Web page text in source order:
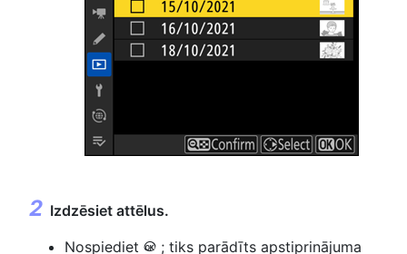
Izdzēsiet attēlus.
Nospiediet J ; tiks parādīts apstiprinājuma